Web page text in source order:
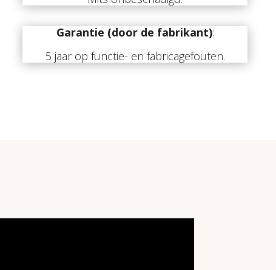
Garantie (door de fabrikant):
5 jaar op functie- en fabricagefouten.